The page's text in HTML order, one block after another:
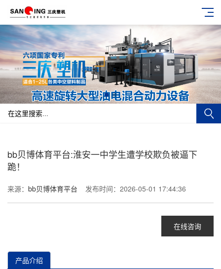
bb贝博体育平台:淮安一中学生遭学校欺负被逼下
跪！
来源： bb贝博体育平台 发布时间：2026-05-01 17:44:36
在线咨询
产品介绍